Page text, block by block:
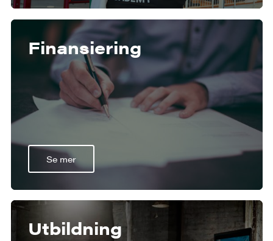
Finansiering
Se mer
Utbildning